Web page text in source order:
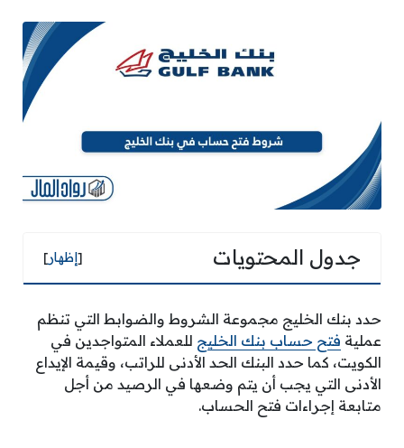
جدول المحتويات [إظهار]
حدد بنك الخليج مجموعة الشروط والضوابط التي تنظم
عملية فتح حساب بنك الخليج للعملاء المتواجدين في
الكويت، كما حدد البنك الحد الأدنى للراتب، وقيمة الإيداع
الأدنى التي يجب أن يتم وضعها في الرصيد من أجل
متابعة إجراءات فتح الحساب.